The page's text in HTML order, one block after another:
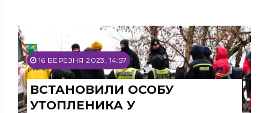
16 БЕРЕЗНЯ 2023, 14:57
ВСТАНОВИЛИ ОСОБУ
УТОПЛЕНИКА У